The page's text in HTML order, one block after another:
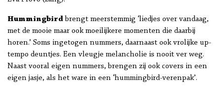
Hummingbird brengt meerstemmig ‘liedjes over vandaag,
met de mooie maar ook moeilijkere momenten die daarbij
horen.’ Soms ingetogen nummers, daarnaast ook vrolijke up-
tempo deuntjes. Een vleugje melancholie is nooit ver weg.
Naast vooral eigen nummers, brengen zij ook covers in een
eigen jasje, als het ware in een ‘hummingbird-verenpak’.